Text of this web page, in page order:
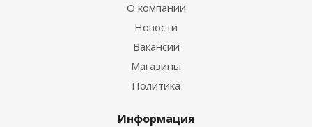
О компании
Новости
Вакансии
Магазины
Политика
Информация